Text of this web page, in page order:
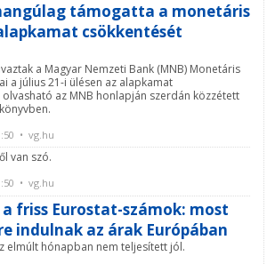
támogatta a monetáris
csökkentését
a Magyar Nemzeti Bank (MNB) Monetáris
a július 21-i ülésen az alapkamat
olvasható az MNB honlapján szerdán közzétett
• vg.hu
van szó.
• vg.hu
friss Eurostat-számok: most
indulnak az árak Európában
elmúlt hónapban nem teljesített jól.